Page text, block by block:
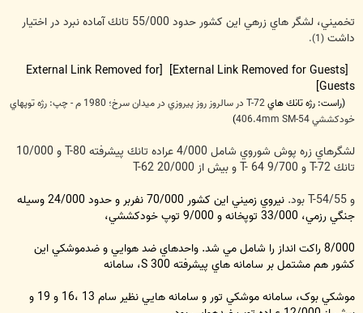
تخميني، لشگر هاي زرهي اين كشور حدود 55/000 تانك آماده نبرد در اختيار
داشت (1).
[External Link Removed for Guests]
[External Link Removed for
Guests]
(راست: رژه تانك هاي
T-72 در سالروز روز پيروزي در ميدان سرخ؛ 1980 م - چپ: رژه توپهاي
خودكششي 406.4mm SM-54
)
لشگرهاي زره پوش شوروي شامل 4/000 عراده تانك پيشرفته T-80 و 10/000
تانك T-72 و 9/700 T- 64 و بيش از 20/000 T-62
و T-54/55 بود.
نيروي زميني اين كشور 70/000 نفربر و حدود 24/000 وسيله
جنگي رزمي، 33/000 توپخانه و 9/000 توپ خودكششي،
8/000 راكت انداز را شامل مي شد. واحدهاي ضد هوايي و ضدموشكي اين
كشور هم مشتمل بر سامانه هاي پيشرفته S 300، سامانه
موشکي بوک، سامانه موشكي تور و سامانه هايي نظير سام 13 ،16 و 19 و